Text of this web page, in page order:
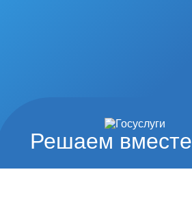
Решаем вместе